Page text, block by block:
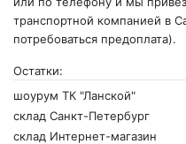
транспортной компанией в
потребоваться предоплата).
Остатки:
шоурум ТК "Ланской"
склад Санкт-Петербург
склад Интернет-магазин